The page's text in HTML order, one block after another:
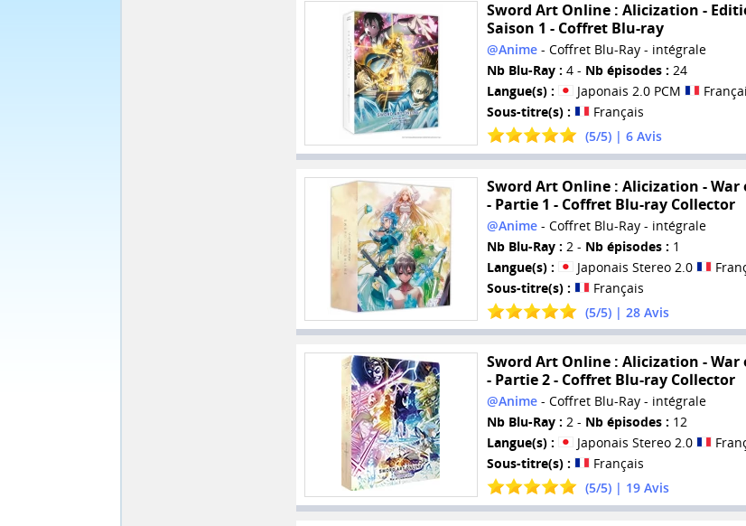
Sword Art Online : Alicization -
Saison 1 - Coffret Blu-ray
@Anime- Coffret Blu-Ray - intégrale
Nb Blu-Ray : 4 - Nb épisodes : 24
Langue(s) :
Japonais 2.0 PCM
Sous-titre(s) :
Français
(5/5) | 6Avis
Sword Art Online : Alicization -
- Partie 1 - Coffret Blu-ray Collector
@Anime- Coffret Blu-Ray - intégrale
Nb Blu-Ray : 2 - Nb épisodes : 1
Langue(s) :
Japonais Stereo 2.0
Sous-titre(s) :
Français
(5/5) | 28Avis
Sword Art Online : Alicization -
- Partie 2 - Coffret Blu-ray Collector
@Anime- Coffret Blu-Ray - intégrale
Nb Blu-Ray : 2 - Nb épisodes : 12
Langue(s) :
Japonais Stereo 2.0
Sous-titre(s) :
Français
(5/5) | 19Avis